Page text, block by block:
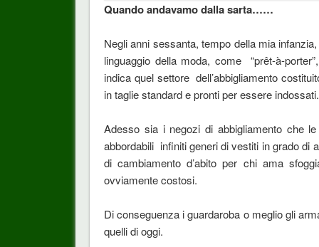
Quando andavamo dalla sarta……
Negli anni sessanta, tempo della mia
linguaggio della moda, come “prêt-à-
indica quel settore dell’abbigliamento
in taglie standard e pronti per essere indossati.
Adesso sia i negozi di abbigliamento che
abbordabili infiniti generi di vestiti in grado di
di cambiamento d’abito per chi ama
ovviamente costosi.
Di conseguenza i guardaroba o meglio gli
quelli di oggi.